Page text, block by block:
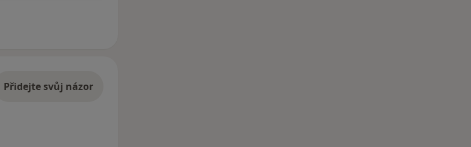
Přidejte svůj názor